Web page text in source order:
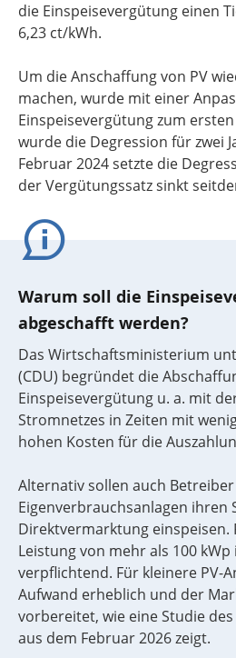
die Einspeisevergütung einen
6,23 ct/kWh.
Um die Anschaffung von PV
machen, wurde mit einer
Einspeisevergütung zum
wurde die Degression für zwei
Februar 2024 setzte die
der Vergütungssatz sinkt
Warum soll die
abgeschafft werden?
Das Wirtschaftsministerium
(CDU) begründet die
Einspeisevergütung u. a. mit
Stromnetzes in Zeiten mit
hohen Kosten für die
Alternativ sollen auch
Eigenverbrauchsanlagen ihren
Direktvermarktung einspeisen.
Leistung von mehr als 100
verpflichtend. Für kleinere PV-
Aufwand erheblich und der
vorbereitet, wie eine Studie
aus dem Februar 2026 zeigt.